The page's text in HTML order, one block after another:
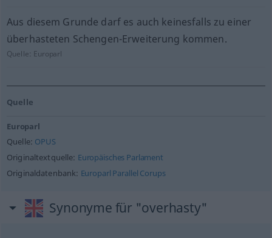
Aus diesem Grunde darf es auch keinesfalls zu einer
überhasteten Schengen-Erweiterung kommen.
Quelle: Europarl
Quelle
Europarl
Quelle: OPUS
Originaltextquelle: Europäisches Parlament
Originaldatenbank: Europarl Parallel Corups
Synonyme für "overhasty"